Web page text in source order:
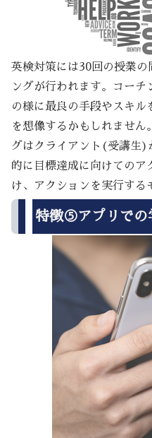
英検対策には30回の授業
ングが行われます。コー
の様に最良の手段やスキ
を想像するかもしれません
グはクライアント(受講生)
的に目標達成に向けての
け、アクションを実行する
特徴⑤アプリでの